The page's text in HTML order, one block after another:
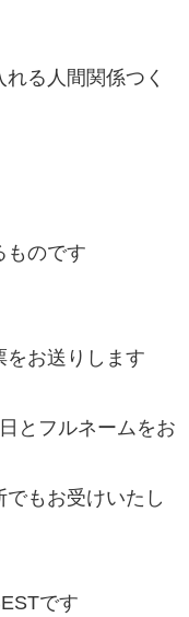
れる人間関係つく
ものです
をお送りします
とフルネームをお
もお受けいたし
です